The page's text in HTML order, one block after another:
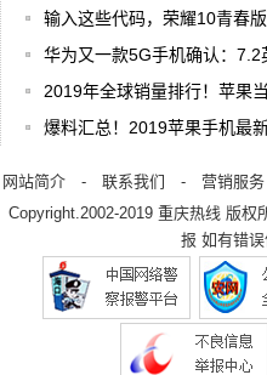
输入这些代码，荣耀10青春
华为又一款5G手机确认：7.2
2019年全球销量排行！苹果
爆料汇总！2019苹果手机最
网站简介 - 联系我们 - 营销服务
Copyright.2002-2019 重庆热线 版权
报 如有错